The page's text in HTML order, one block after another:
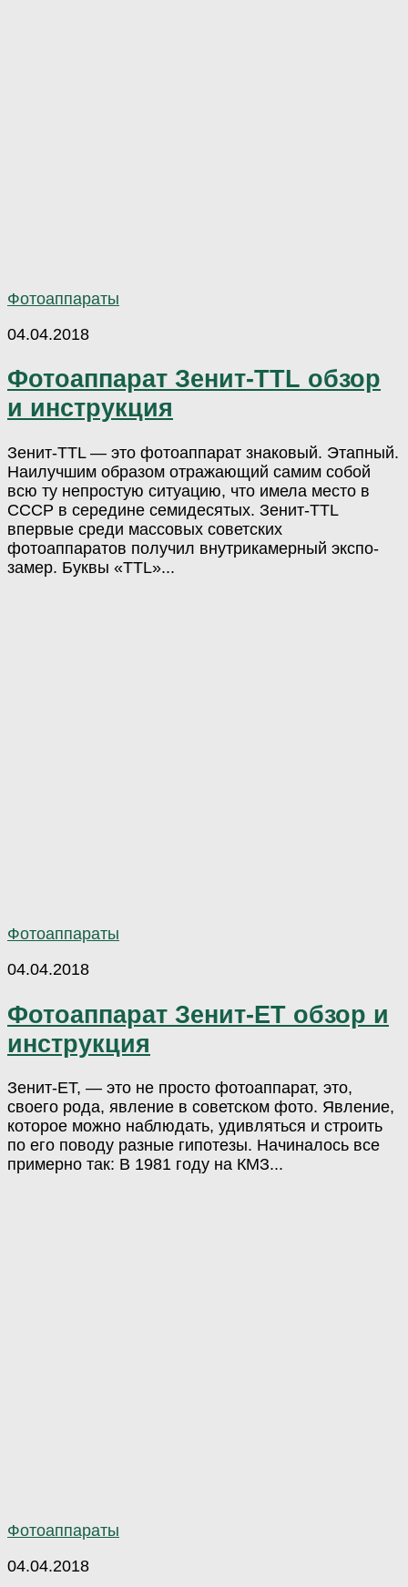
Фотоаппараты
04.04.2018
Фотоаппарат Зенит-TTL обзор
и инструкция
Зенит-TTL — это фотоаппарат знаковый. Этапный.
Наилучшим образом отражающий самим собой
всю ту непростую ситуацию, что имела место в
СССР в середине семидесятых. Зенит-TTL
впервые среди массовых советских
фотоаппаратов получил внутрикамерный экспо-
замер. Буквы «TTL»...
Фотоаппараты
04.04.2018
Фотоаппарат Зенит-ЕТ обзор и
инструкция
Зенит-ЕТ, — это не просто фотоаппарат, это,
своего рода, явление в советском фото. Явление,
которое можно наблюдать, удивляться и строить
по его поводу разные гипотезы. Начиналось все
примерно так: В 1981 году на КМЗ...
Фотоаппараты
04.04.2018